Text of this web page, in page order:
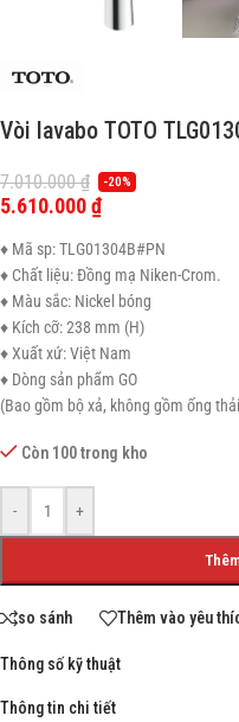
Vòi lavabo TOTO
7.010.000₫ -20%
5.610.000₫
♦ Mã sp: TLG01304B#PN
♦ Chất liệu: Đồng mạ Niken-Crom.
♦ Màu sắc: Nickel bóng
♦ Kích cỡ: 238 mm (H)
♦ Xuất xứ: Việt Nam
♦ Dòng sản phẩm GO
(Bao gồm bộ xả, không gồm ống
Còn 100 trong kho
- +
so sánh Thêm vào yêu
Thông số kỹ thuật
Thông tin chi tiết